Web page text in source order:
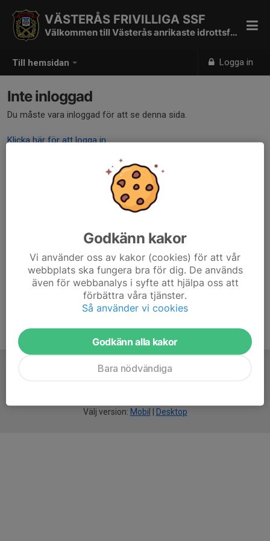
Till hemsidan Logga in
VÄSTERÅS FRIVILLIGA SSF
Välkommen till Västerås anrikaste idrottsförening
Inte inloggad
Du måste vara inloggad för att se denna sida.
Klicka här för att logga in
Välj version: Mobil Desktop
Godkänn kakor
Vi använder oss av kakor (cookies) för att vår
webbplats ska fungera bra för dig. De används
även för webbanalys i syfte att hjälpa oss att
förbättra våra tjänster.
Så använder vi cookies
Godkänn alla kakor
Bara nödvändiga